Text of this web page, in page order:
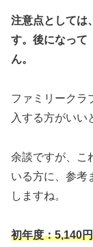
注意点としては、
す。後になって
ん。
ファミリークラ
入する方がいい
余談ですが、こ
いる方に、参考
しますね。
初年度：5,140